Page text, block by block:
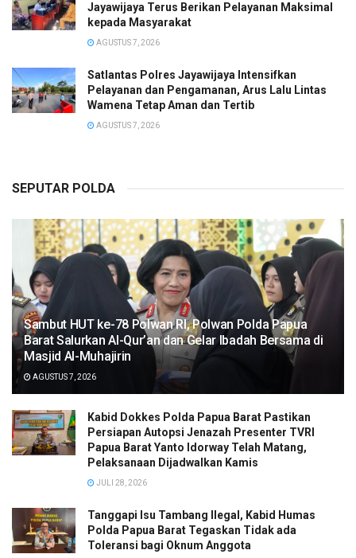
Jayawijaya Terus Berikan Pelayanan Maksimal
kepada Masyarakat
AGUSTUS 7, 2026
Satlantas Polres Jayawijaya Intensifkan
Pelayanan dan Pengamanan, Arus Lalu Lintas
Wamena Tetap Aman dan Tertib
AGUSTUS 7, 2026
SEPUTAR POLDA
Sambut HUT ke-78 Polwan RI, Polwan Polda Papua
Barat Salurkan Al-Qur’an dan Gelar Ibadah Bersama di
Masjid Al-Muhajirin
AGUSTUS 7, 2026
Kabid Dokkes Polda Papua Barat Pastikan
Persiapan Autopsi Jenazah Presenter TVRI
Papua Barat Yanto Idorway Telah Matang,
Pelaksanaan Dijadwalkan Kamis
JULI 28, 2026
Tanggapi Isu Tambang Ilegal, Kabid Humas
Polda Papua Barat Tegaskan Tidak ada
Toleransi bagi Oknum Anggota